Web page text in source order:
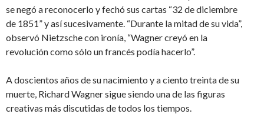
se negó a reconocerlo y fechó sus cartas “32 de diciembre
de 1851” y así sucesivamente. “Durante la mitad de su vida”,
observó Nietzsche con ironía, “Wagner creyó en la
revolución como sólo un francés podía hacerlo”.
A doscientos años de su nacimiento y a ciento treinta de su
muerte, Richard Wagner sigue siendo una de las figuras
creativas más discutidas de todos los tiempos.